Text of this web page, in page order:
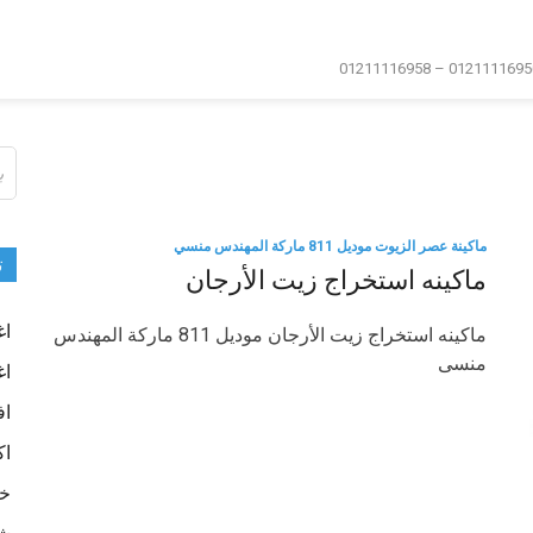
ماكينة عصر الزيوت موديل 811 ماركة المهندس منسي
‫ماكينه استخراج زيت الأرجان‬‬‬‬
‫ماكينه استخراج زيت الأرجان‬‬‬‬ موديل 811 ماركة المهندس
منسى